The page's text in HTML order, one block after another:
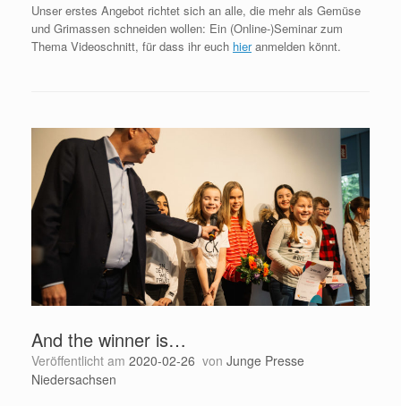
Unser erstes Angebot richtet sich an alle, die mehr als Gemüse
und Grimassen schneiden wollen: Ein (Online-)Seminar zum
Thema Videoschnitt, für dass ihr euch hieranmelden könnt.
And the winner is…
Veröffentlicht am 2020-02-26 von Junge Presse
Niedersachsen